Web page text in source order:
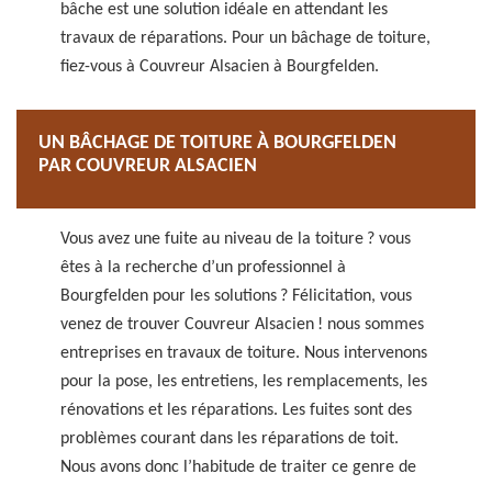
bâche est une solution idéale en attendant les
travaux de réparations. Pour un bâchage de toiture,
fiez-vous à Couvreur Alsacien à Bourgfelden.
UN BÂCHAGE DE TOITURE À BOURGFELDEN
PAR COUVREUR ALSACIEN
Vous avez une fuite au niveau de la toiture ? vous
êtes à la recherche d’un professionnel à
Bourgfelden pour les solutions ? Félicitation, vous
venez de trouver Couvreur Alsacien ! nous sommes
entreprises en travaux de toiture. Nous intervenons
pour la pose, les entretiens, les remplacements, les
rénovations et les réparations. Les fuites sont des
problèmes courant dans les réparations de toit.
Nous avons donc l’habitude de traiter ce genre de